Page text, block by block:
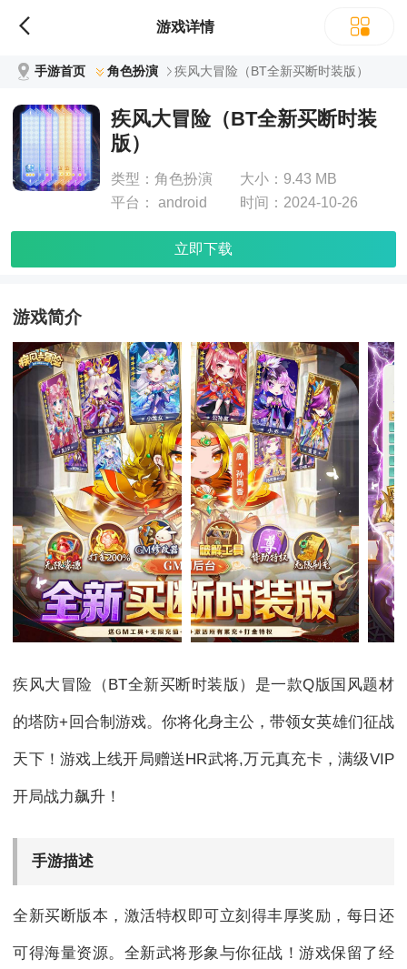
游戏详情
手游首页 角色扮演 疾风大冒险（BT全新买断时装版）
疾风大冒险（BT全新买断时装
版）
类型： 角色扮演 大小： 9.43 MB
平台：
android 时间： 2024-10-26
立即下载
游戏简介
疾风大冒险（BT全新买断时装版）是一款Q版国风题材
的塔防+回合制游戏。你将化身主公，带领女英雄们征战
天下！游戏上线开局赠送HR武将,万元真充卡，满级VIP
开局战力飙升！
手游描述
全新买断版本，激活特权即可立刻得丰厚奖励，每日还
可得海量资源。全新武将形象与你征战！游戏保留了经